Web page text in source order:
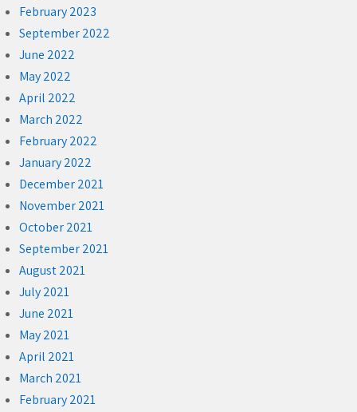
February 2023
September 2022
June 2022
May 2022
April 2022
March 2022
February 2022
January 2022
December 2021
November 2021
October 2021
September 2021
August 2021
July 2021
June 2021
May 2021
April 2021
March 2021
February 2021